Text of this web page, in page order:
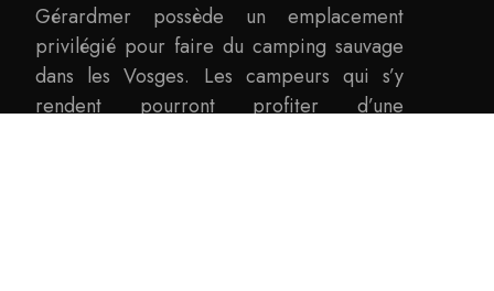
Gérardmer possède un emplacement
privilégié pour faire du camping sauvage
dans les Vosges. Les campeurs qui s’y
rendent pourront profiter d’une